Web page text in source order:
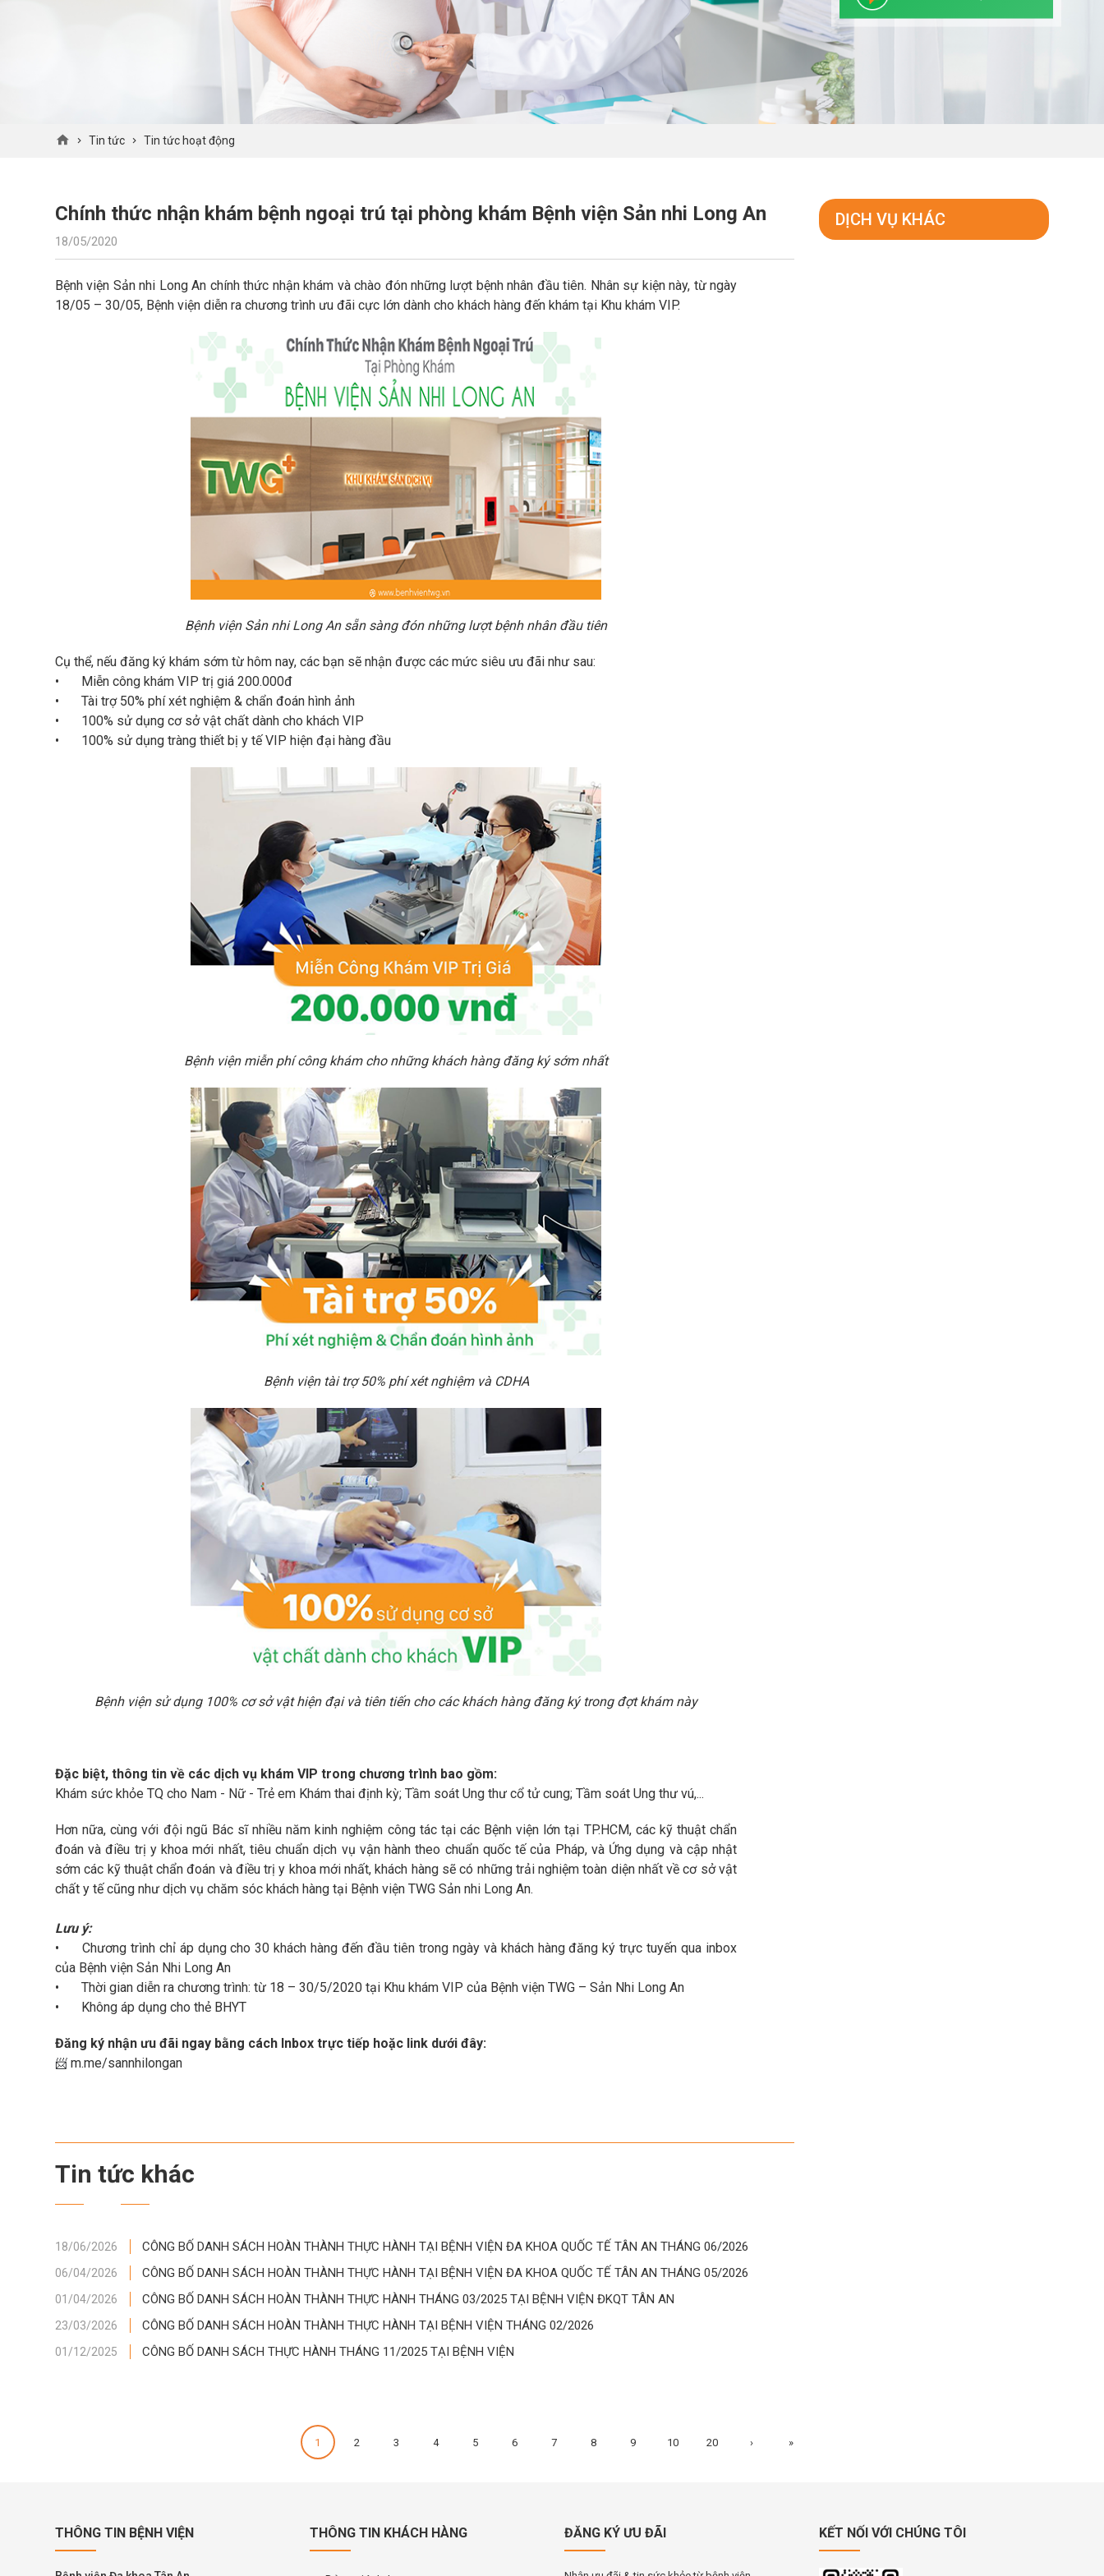
Tin tức Tin tức hoạt động
Chính thức nhận khám bệnh ngoại trú tại phòng khám Bệnh viện Sản nhi Long An
18/05/2020
Bệnh viện Sản nhi Long An chính thức nhận khám và chào đón những lượt bệnh nhân đầu tiên. Nhân sự kiện này, từ ngày
18/05 – 30/05, Bệnh viện diễn ra chương trình ưu đãi cực lớn dành cho khách hàng đến khám tại Khu khám VIP.
Bệnh viện Sản nhi Long An sẵn sàng đón những lượt bệnh nhân đầu tiên
Cụ thể, nếu đăng ký khám sớm từ hôm nay, các bạn sẽ nhận được các mức siêu ưu đãi như sau:
•
Miễn công khám VIP trị giá 200.000đ
•
Tài trợ 50% phí xét nghiệm & chẩn đoán hình ảnh
•
100% sử dụng cơ sở vật chất dành cho khách VIP
•
100% sử dụng tràng thiết bị y tế VIP hiện đại hàng đầu
Bệnh viện miễn phí công khám cho những khách hàng đăng ký sớm nhất
Bệnh viện tài trợ 50% phí xét nghiệm và CDHA
Bệnh viện sử dụng 100% cơ sở vật hiện đại và tiên tiến cho các khách hàng đăng ký trong đợt khám này
Đặc biệt, thông tin về các dịch vụ khám VIP trong chương trình bao gồm:
Khám sức khỏe TQ cho Nam - Nữ - Trẻ em Khám thai định kỳ; Tầm soát Ung thư cổ tử cung; Tầm soát Ung thư vú,...
Hơn nữa, cùng với đội ngũ Bác sĩ nhiều năm kinh nghiệm công tác tại các Bệnh viện lớn tại TP.HCM, các kỹ thuật chẩn
đoán và điều trị y khoa mới nhất, tiêu chuẩn dịch vụ vận hành theo chuẩn quốc tế của Pháp, và Ứng dụng và cập nhật
sớm các kỹ thuật chẩn đoán và điều trị y khoa mới nhất, khách hàng sẽ có những trải nghiệm toàn diện nhất về cơ sở vật
chất y tế cũng như dịch vụ chăm sóc khách hàng tại Bệnh viện TWG Sản nhi Long An.
Lưu ý:
•
Chương trình chỉ áp dụng cho 30 khách hàng đến đầu tiên trong ngày và khách hàng đăng ký trực tuyến qua inbox
của Bệnh viện Sản Nhi Long An
•
Thời gian diễn ra chương trình: từ 18 – 30/5/2020 tại Khu khám VIP của Bệnh viện TWG – Sản Nhi Long An
•
Không áp dụng cho thẻ BHYT
Đăng ký nhận ưu đãi ngay bằng cách Inbox trực tiếp hoặc link dưới đây:
📨 m.me/sannhilongan
Tin tức khác
18/06/2026 CÔNG BỐ DANH SÁCH HOÀN THÀNH THỰC HÀNH TẠI BỆNH VIỆN ĐA KHOA QUỐC TẾ TÂN AN THÁNG 06/2026
06/04/2026 CÔNG BỐ DANH SÁCH HOÀN THÀNH THỰC HÀNH TẠI BỆNH VIỆN ĐA KHOA QUỐC TẾ TÂN AN THÁNG 05/2026
01/04/2026 CÔNG BỐ DANH SÁCH HOÀN THÀNH THỰC HÀNH THÁNG 03/2025 TẠI BỆNH VIỆN ĐKQT TÂN AN
23/03/2026 CÔNG BỐ DANH SÁCH HOÀN THÀNH THỰC HÀNH TẠI BỆNH VIỆN THÁNG 02/2026
01/12/2025 CÔNG BỐ DANH SÁCH THỰC HÀNH THÁNG 11/2025 TẠI BỆNH VIỆN
DỊCH VỤ KHÁC
1 2 3 4 5 6 7 8 9 10 20 › »
THÔNG TIN BỆNH VIỆN THÔNG TIN KHÁCH HÀNG ĐĂNG KÝ ƯU ĐÃI KẾT NỐI VỚI CHÚNG TÔI